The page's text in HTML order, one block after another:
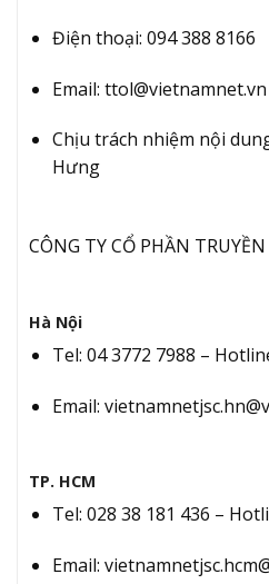
Điện thoại: 094 388 8166
Email: ttol@vietnamnet.vn
Chịu trách nhiệm nội
Hưng
CÔNG TY CỔ PHẦN
Hà Nội
Tel: 04 3772 7988 –
Email:
TP. HCM
Tel: 028 38 181 436 –
Email: